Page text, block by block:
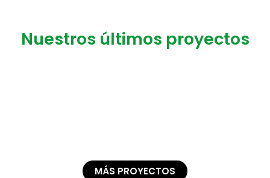
Nuestros últimos proyectos
MÁS PROYECTOS